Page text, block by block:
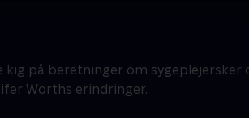
på beretninger om
Worths erindringer.